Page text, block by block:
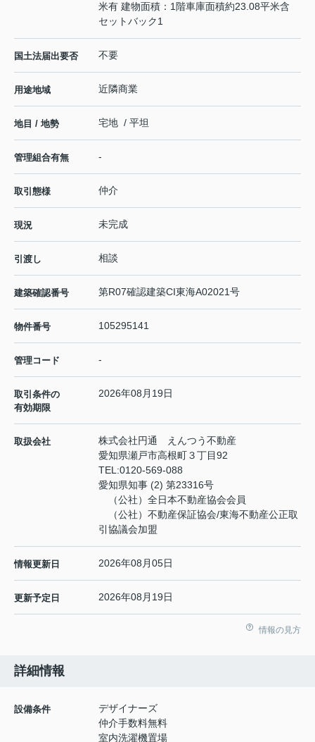
米有 建物面積：1階車庫面積約23.08平米含
セットバック1
国土法届出要否 不要
用途地域 近隣商業
地目 / 地勢 宅地 / 平坦
管理組合有無 -
取引態様 仲介
現況 未完成
引渡し 相談
建築確認番号 第R07確認建築CI東海A02021号
物件番号 105295141
管理コード -
取引条件の
有効期限
2026年08月19日
取扱会社
株式会社円通 えんつう不動産
愛知県瀬戸市高根町３丁目92
TEL:0120-569-088
愛知県知事 (2) 第23316号
（公社）全日本不動産協会会員
（公社）不動産保証協会/東海不動産公正取
引協議会加盟
情報更新日 2026年08月05日
更新予定日 2026年08月19日
情報の見方
詳細情報
設備条件
デザイナーズ
仲介手数料無料
室内洗濯機置場